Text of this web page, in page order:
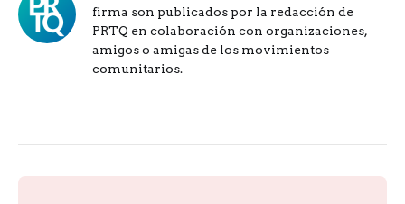
firma son publicados por la redacción de
PRTQ en colaboración con organizaciones,
amigos o amigas de los movimientos
comunitarios.